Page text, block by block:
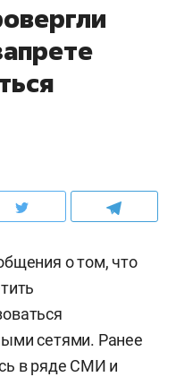
о том, что
сетями. Ранее
в ряде СМИ и